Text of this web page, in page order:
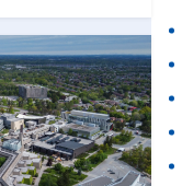
陷如何影响微电
材料发现云可视
理学原理的人工
验数据、模拟和
微小缺陷如何影
寿命。(图片由
子器件广泛用于
、安全通信和人